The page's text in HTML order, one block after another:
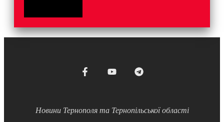
Новини Тернополя та Тернопільської області